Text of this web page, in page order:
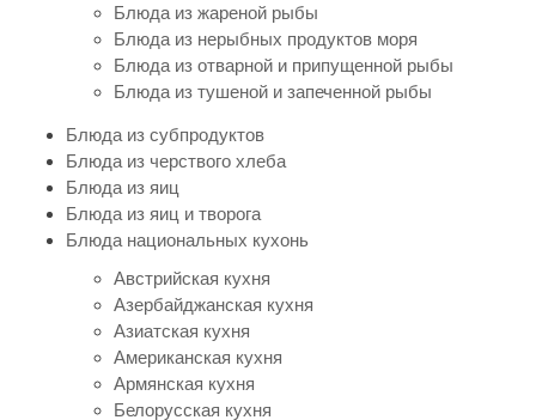
Блюда из жареной рыбы
Блюда из нерыбных продуктов моря
Блюда из отварной и припущенной рыбы
Блюда из тушеной и запеченной рыбы
Блюда из субпродуктов
Блюда из черствого хлеба
Блюда из яиц
Блюда из яиц и творога
Блюда национальных кухонь
Австрийская кухня
Азербайджанская кухня
Азиатская кухня
Американская кухня
Армянская кухня
Белорусская кухня